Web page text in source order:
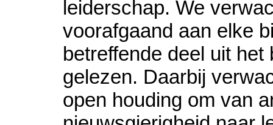
leiderschap. We
voorafgaand aan elke
betreffende deel uit het
gelezen. Daarbij
open houding om van